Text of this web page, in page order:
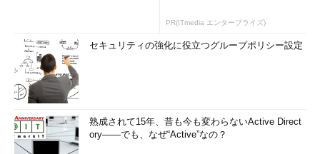
PR(ITmedia エンタープライズ)
セキュリティの強化に役立つグループポリシー設定
熟成されて15年、昔も今も変わらないActive Direct
ory――でも、なぜ“Active”なの？